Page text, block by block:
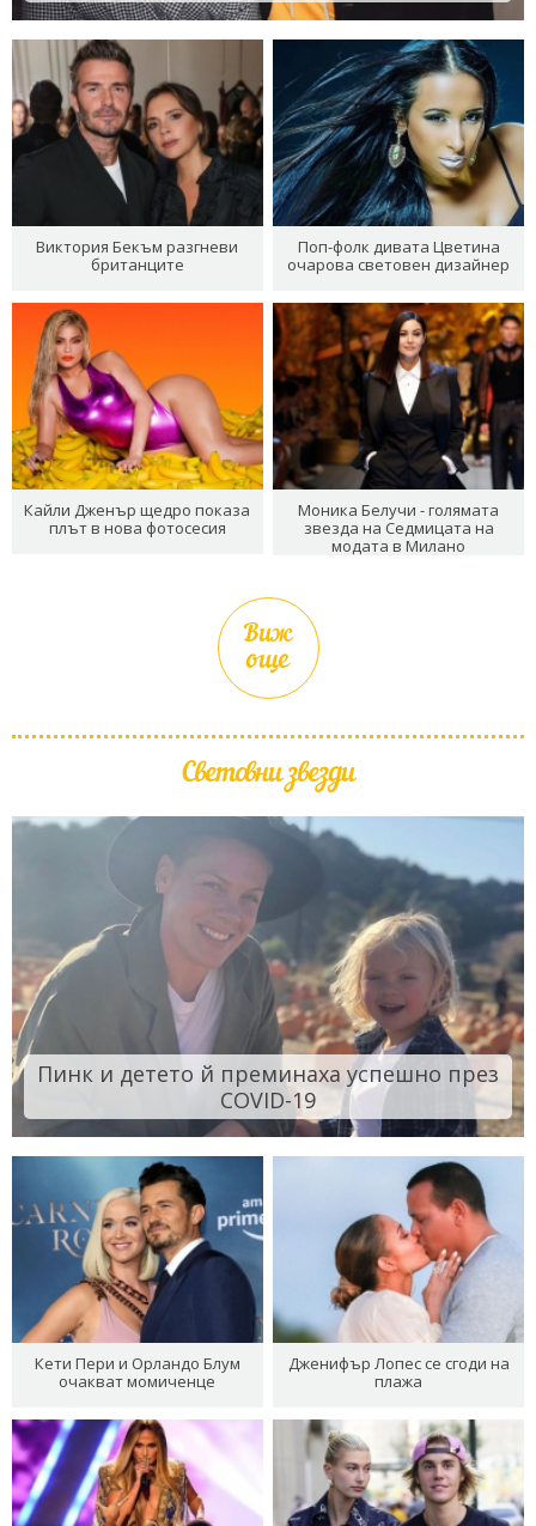
Виктория Бекъм разгневи
британците
Поп-фолк дивата Цветина
очарова световен дизайнер
Кайли Дженър щедро показа
плът в нова фотосесия
Моника Белучи - голямата
звезда на Седмицата на
модата в Милано
Виж
още
Световни звезди
Пинк и детето й преминаха успешно през
COVID-19
Кети Пери и Орландо Блум
очакват момиченце
Дженифър Лопес се сгоди на
плажа